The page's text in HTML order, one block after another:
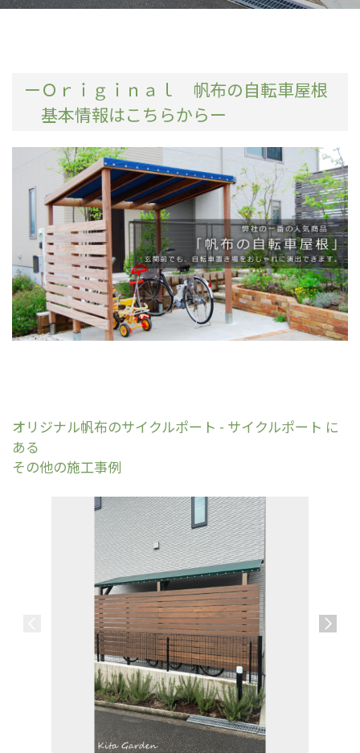
ーＯｒｉｇｉｎａｌ 帆布の自転車屋根
基本情報はこちらからー
オリジナル帆布のサイクルポート - サイクルポート に
ある
その他の施工事例